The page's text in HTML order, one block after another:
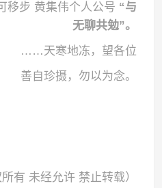
移步 黄集伟个人公号 “与
无聊共勉”。
……天寒地冻， 望各位
善自珍摄， 勿以为念。
所有 未经允许 禁止转载）